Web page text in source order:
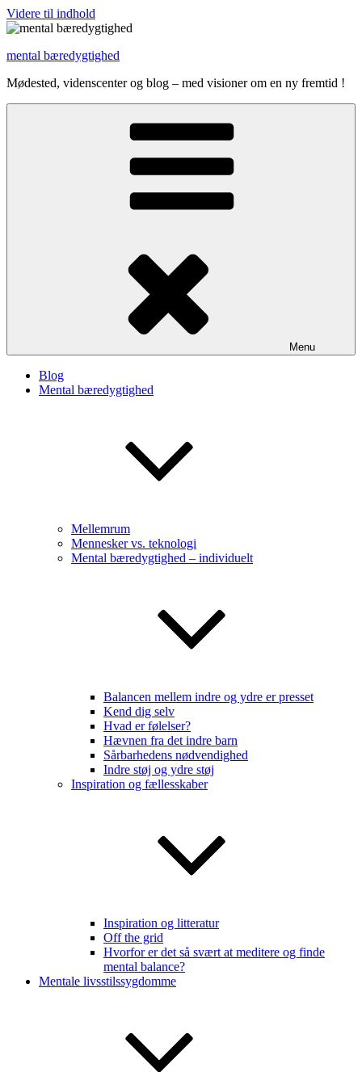
Videre til indhold
mental bæredygtighed
Mødested, videnscenter og blog – med visioner om en ny fremtid !
Menu
Blog
Mental bæredygtighed
Mellemrum
Mennesker vs. teknologi
Mental bæredygtighed – individuelt
Balancen mellem indre og ydre er presset
Kend dig selv
Hvad er følelser?
Hævnen fra det indre barn
Sårbarhedens nødvendighed
Indre støj og ydre støj
Inspiration og fællesskaber
Inspiration og litteratur
Off the grid
Hvorfor er det så svært at meditere og finde
mental balance?
Mentale livsstilssygdomme